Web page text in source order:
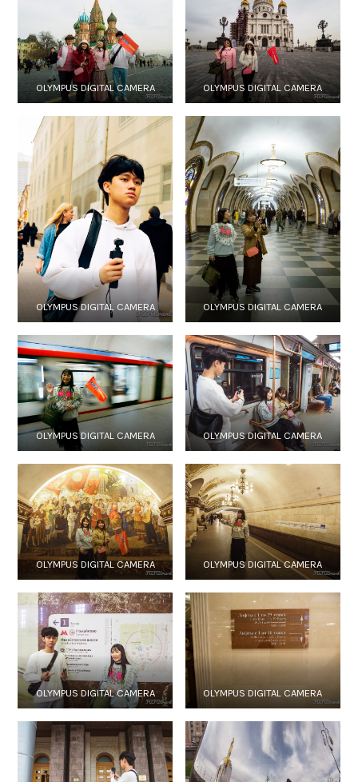
OLYMPUS DIGITAL CAMERA OLYMPUS DIGITAL CAMERA
OLYMPUS DIGITAL CAMERA OLYMPUS DIGITAL CAMERA
OLYMPUS DIGITAL CAMERA OLYMPUS DIGITAL CAMERA
OLYMPUS DIGITAL CAMERA OLYMPUS DIGITAL CAMERA
OLYMPUS DIGITAL CAMERA OLYMPUS DIGITAL CAMERA